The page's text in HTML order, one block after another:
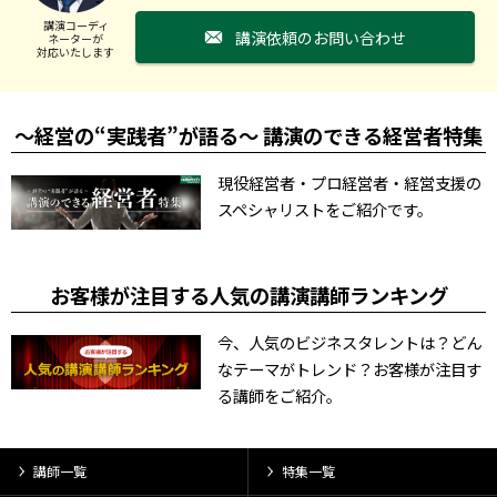
講演コーディ
ネーターが
対応いたします
講演依頼のお問い合わせ
～経営の“実践者”が語る～ 講演のできる経営者特集
現役経営者・プロ経営者・経営支援の
スペシャリストをご紹介です。
お客様が注目する人気の講演講師ランキング
今、人気のビジネスタレントは？どん
なテーマがトレンド？お客様が注目す
る講師をご紹介。
講師一覧 特集一覧